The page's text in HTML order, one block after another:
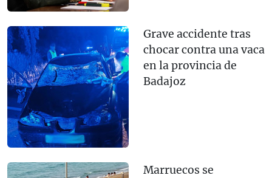
Grave accidente tras
chocar contra una vaca
en la provincia de
Badajoz
Marruecos se